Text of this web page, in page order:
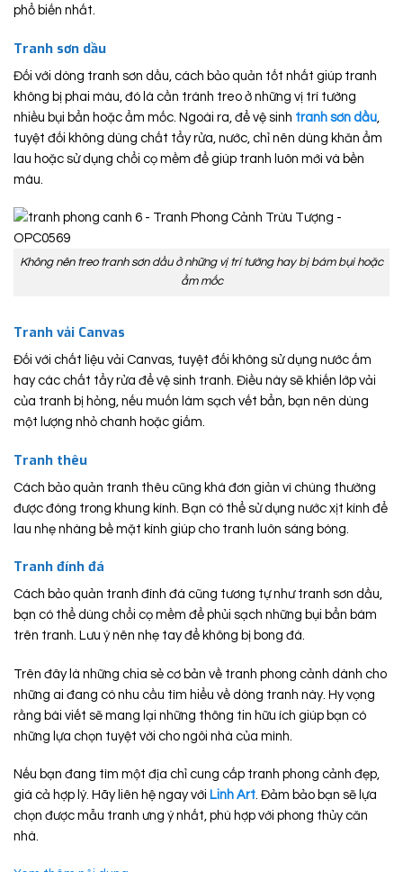
phổ biến nhất.
Tranh sơn dầu
Đối với dòng tranh sơn dầu, cách bảo quản tốt nhất giúp tranh
không bị phai màu, đó là cần tránh treo ở những vị trí tường
nhiều bụi bẩn hoặc ẩm mốc. Ngoài ra, để vệ sinh tranh sơn dầu
tuyệt đối không dùng chất tẩy rửa, nước, chỉ nên dùng khăn ẩm
lau hoặc sử dụng chổi cọ mềm để giúp tranh luôn mới và bền
màu.
Không nên treo tranh sơn dầu ở những vị trí tường hay bị bám bụi hoặc
ẩm mốc
Tranh vải Canvas
Đối với chất liệu vải Canvas, tuyệt đối không sử dụng nước ấm
hay các chất tẩy rửa để vệ sinh tranh. Điều này sẽ khiến lớp vải
của tranh bị hỏng, nếu muốn làm sạch vết bẩn, bạn nên dùng
một lượng nhỏ chanh hoặc giấm.
Tranh thêu
Cách bảo quản tranh thêu cũng khá đơn giản vì chúng thường
được đóng trong khung kính. Bạn có thể sử dụng nước xịt kính để
lau nhẹ nhàng bề mặt kính giúp cho tranh luôn sáng bóng.
Tranh đính đá
Cách bảo quản tranh đính đá cũng tương tự như tranh sơn dầu,
bạn có thể dùng chổi cọ mềm để phủi sạch những bụi bẩn bám
trên tranh. Lưu ý nên nhẹ tay để không bị bong đá.
Trên đây là những chia sẻ cơ bản về tranh phong cảnh dành cho
những ai đang có nhu cầu tìm hiểu về dòng tranh này. Hy vọng
rằng bài viết sẽ mang lại những thông tin hữu ích giúp bạn có
những lựa chọn tuyệt vời cho ngôi nhà của mình.
Nếu bạn đang tìm một địa chỉ cung cấp tranh phong cảnh đẹp,
giá cả hợp lý. Hãy liên hệ ngay với Linh Art . Đảm bảo bạn sẽ lựa
chọn được mẫu tranh ưng ý nhất, phù hợp với phong thủy căn
nhà.